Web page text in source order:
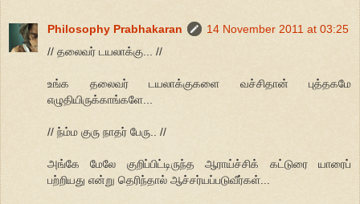
Philosophy Prabhakaran
14 November 2011 at 03:25
// தலைவர் டயலாக்கு... //
உங்க தலைவர் டயலாக்குகளை வச்சிதான் புத்தகமே
எழுதியிருக்காங்களே...
// ந்ம்ம குரு நாதர் பேரு.. //
அங்கே மேலே குறிப்பிட்டிருந்த ஆராய்ச்சிக் கட்டுரை யாரைப்
பற்றியது என்று தெரிந்தால் ஆச்சர்யப்படுவீர்கள்...